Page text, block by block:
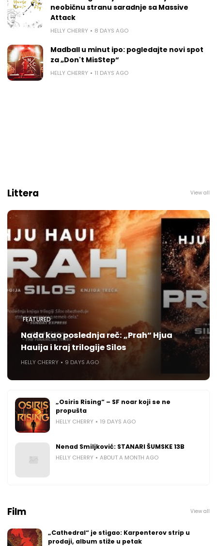
neobičnu stranu saradnje sa Massive
Attack
HELLY CHERRY 8 DAYS AGO
Madball u minut ipo: pogledajte novi spot
za „Don't MisStep“
HELLY CHERRY 11 DAYS AGO
Littera View all
FEATURED
Nada kao poslednja reč: „Prah“ Hjua
Hauija i kraj trilogije Silos
HELLY CHERRY 9 DAYS AGO
„Osiris Rising“ – SF noar koji se ne
propušta
HELLY CHERRY 19 DAYS AGO
Nenad Smiljković: STANARI ŠUMSKE 13B
HELLY CHERRY ABOUT A MONTH AGO
Film View all
„Cathedral“ je stigao: Karpenterov strip u
prodaji, album stiže u petak